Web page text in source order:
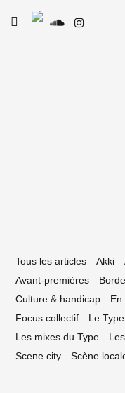
Skip
toggle
Tous les articles Akki
Avant-premières
Culture & handicap
En
Focus collectif
Le
Les mixes du Type
Scene city
Scène